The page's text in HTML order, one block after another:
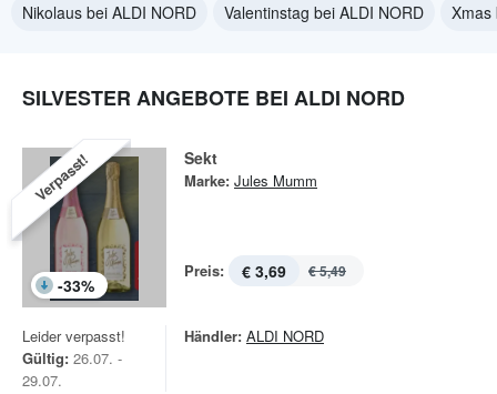
Nikolaus bei ALDI NORD
Valentinstag bei ALDI NORD Xmas
SILVESTER ANGEBOTE BEI ALDI NORD
Verpasst!
-33%
Sekt
Marke: Jules Mumm
Preis: € 3,69 € 5,49
Leider verpasst!
Gültig: 26.07. -
29.07.
Händler: ALDI NORD